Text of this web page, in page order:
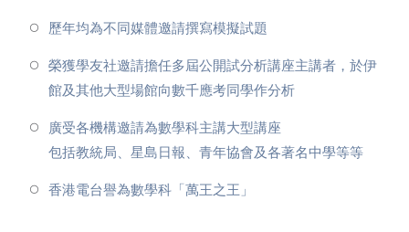
歷年均為不同媒體邀請撰寫模擬試題
榮獲學友社邀請擔任多屆公開試分析講座主講者，於伊
館及其他大型場館向數千應考同學作分析
廣受各機構邀請為數學科主講大型講座
包括教統局、星島日報、青年協會及各著名中學等等
香港電台譽為數學科「萬王之王」